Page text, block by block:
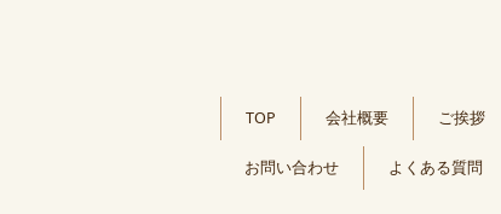
TOP 会社概要 ご挨拶
お問い合わせ よくある質問